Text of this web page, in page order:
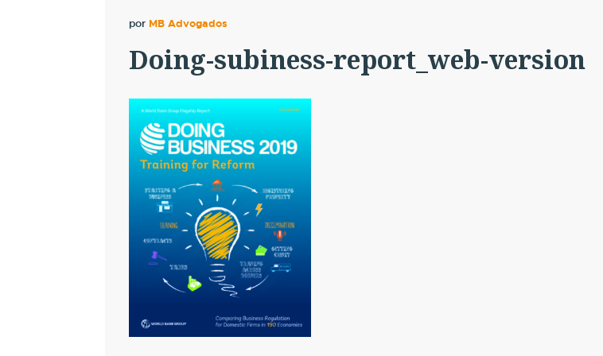
por MB Advogados
Doing-subiness-report_web-version